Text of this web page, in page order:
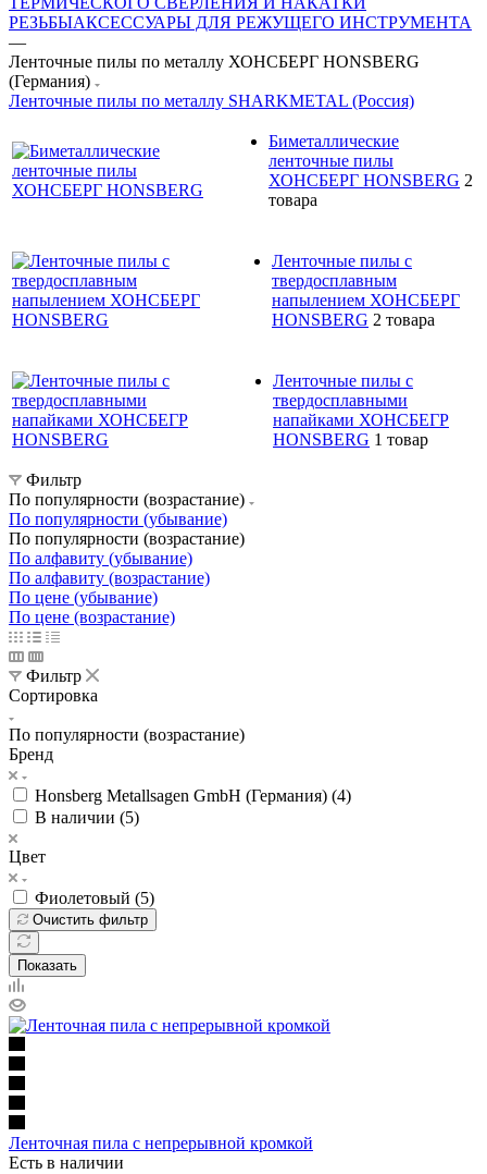
РЕЗЬБЫАКСЕССУАРЫ ДЛЯ РЕЖУЩЕГО ИНСТРУМЕНТА
—
Ленточные пилы по металлу ХОНСБЕРГ HONSBERG
(Германия)
Ленточные пилы по металлу SHARKMETAL (Россия)
Биметаллические
ленточные пилы
ХОНСБЕРГ HONSBERG 2
товара
Ленточные пилы с
твердосплавным
напылением ХОНСБЕРГ
HONSBERG 2 товара
Ленточные пилы с
твердосплавными
напайками ХОНСБЕГР
HONSBERG 1 товар
Фильтр
По популярности (возрастание)
По популярности (убывание)
По популярности (возрастание)
По алфавиту (убывание)
По алфавиту (возрастание)
По цене (убывание)
По цене (возрастание)
Фильтр
Сортировка
По популярности (возрастание)
Бренд
Honsberg Metallsagen GmbH (Германия) (4)
В наличии (5)
Цвет
Фиолетовый (5)
Очистить фильтр
Показать
Ленточная пила с непрерывной кромкой
Есть в наличии